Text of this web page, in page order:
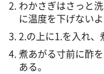
わかさぎはさっと
に温度を下げない
2.の上に1.を入れ、
煮あがる寸前に酢
ある。